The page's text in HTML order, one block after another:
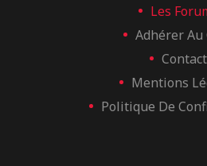
Les
Adhérer Au
Contact
Mentions
Politique De